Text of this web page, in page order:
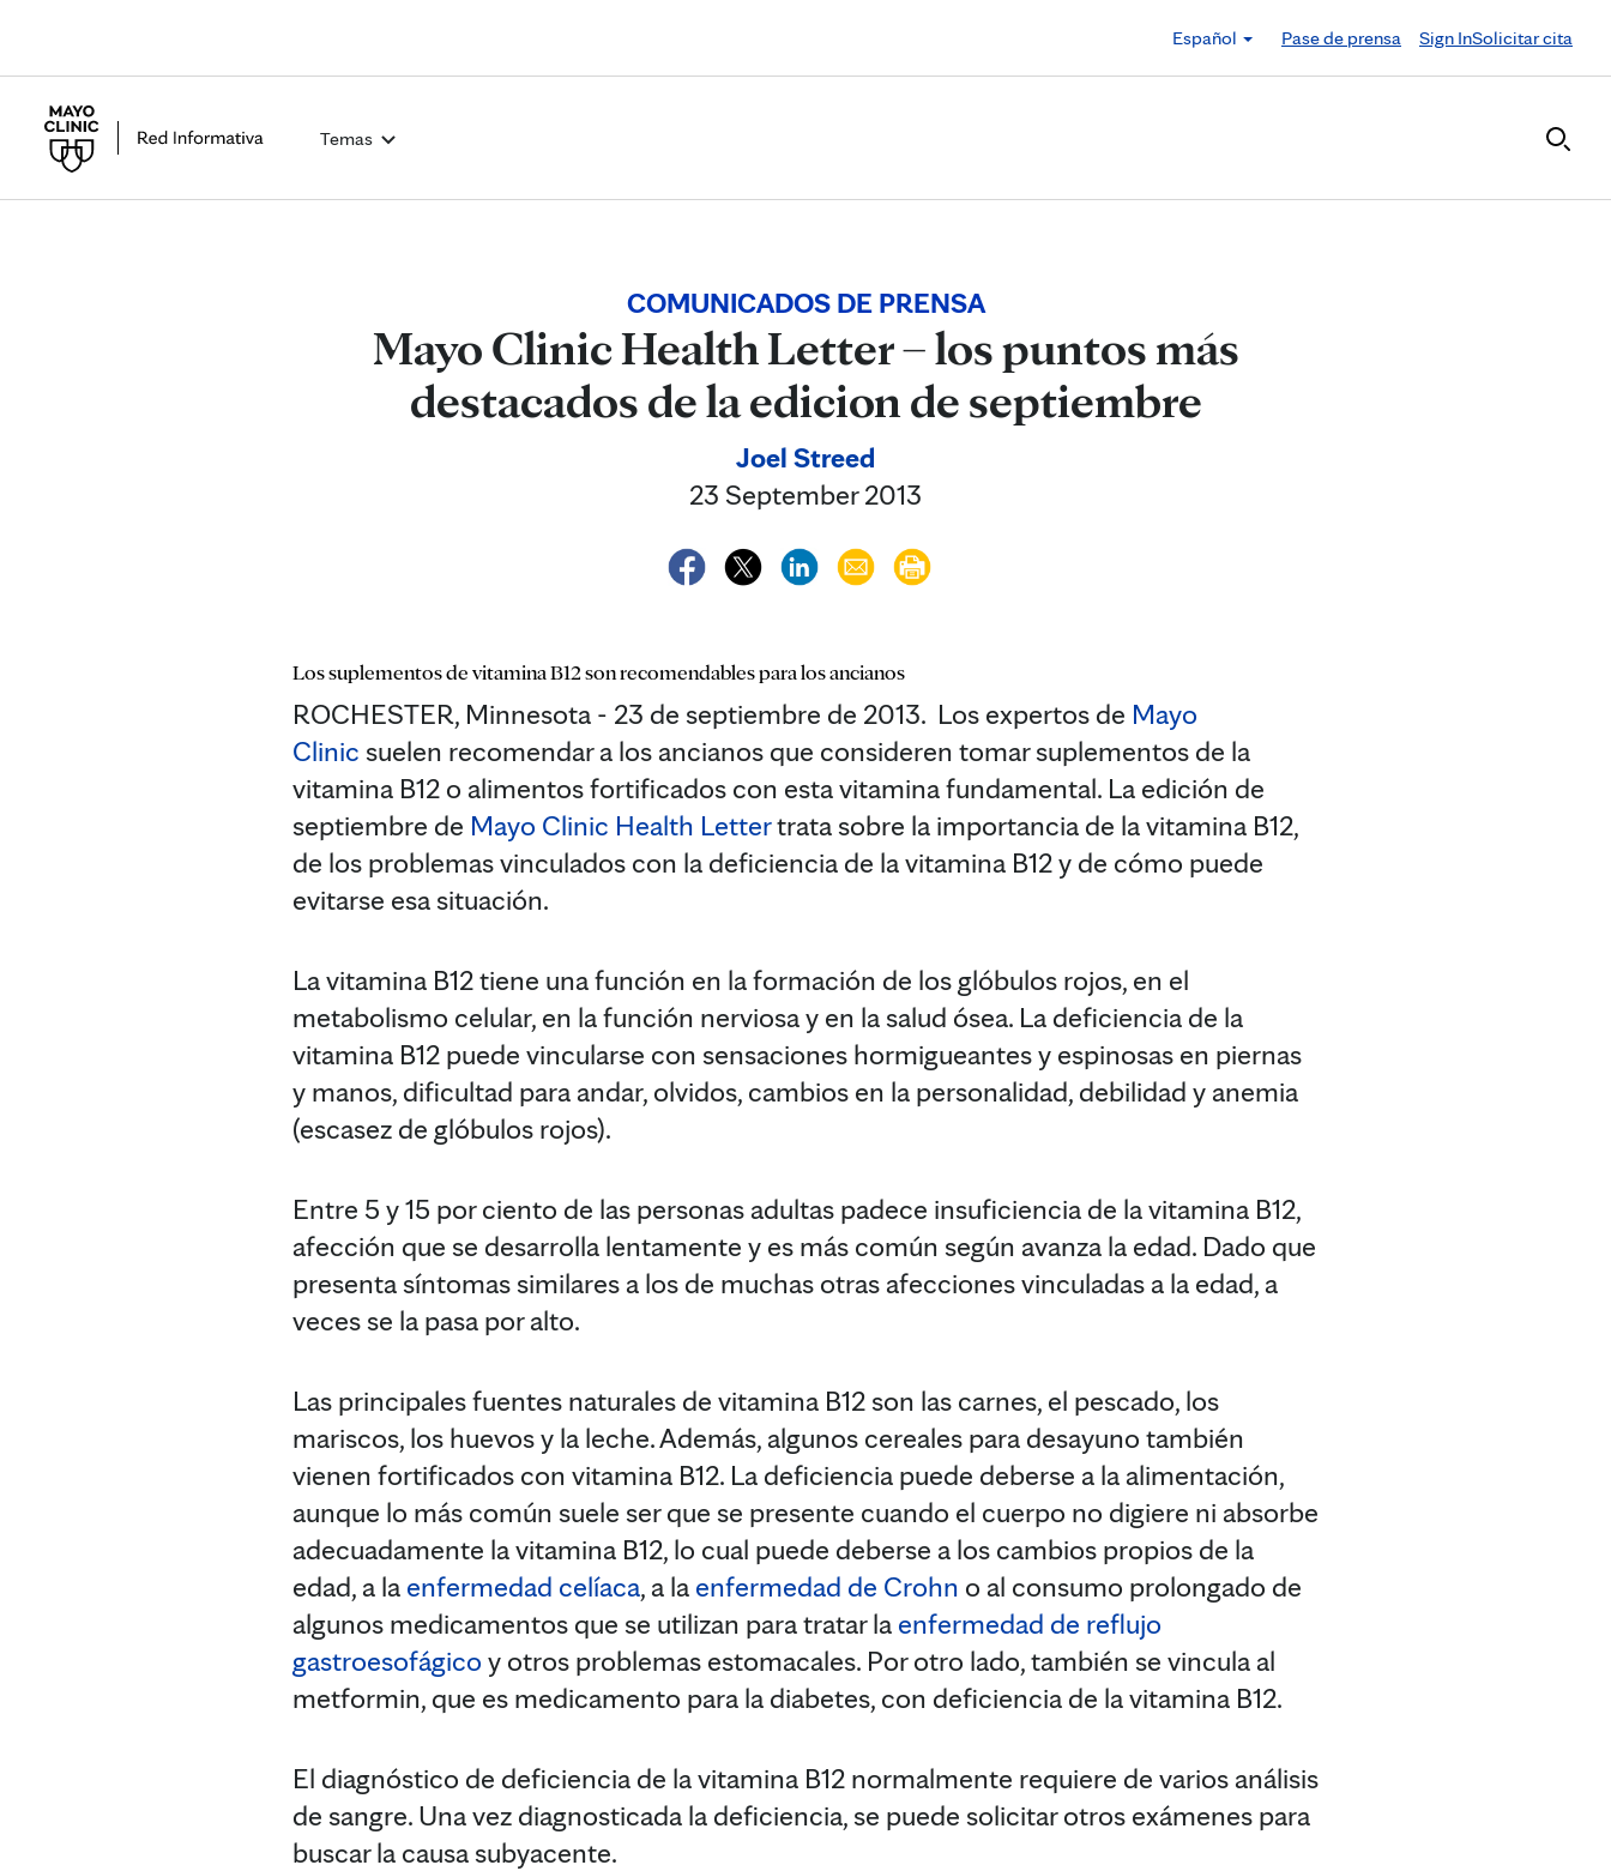
Español
Pase de prensa Sign InSolicitar cita
Temas
COMUNICADOS DE PRENSA
Mayo Clinic Health Letter – los puntos más
destacados de la edicion de septiembre
Joel Streed
23 September 2013
Los suplementos de vitamina B12 son recomendables para los ancianos
ROCHESTER, Minnesota - 23 de septiembre de 2013. Los expertos de Mayo
Clinic suelen recomendar a los ancianos que consideren tomar suplementos de la
vitamina B12 o alimentos fortificados con esta vitamina fundamental. La edición de
septiembre de Mayo Clinic Health Lettertrata sobre la importancia de la vitamina B12,
de los problemas vinculados con la deficiencia de la vitamina B12 y de cómo puede
evitarse esa situación.
La vitamina B12 tiene una función en la formación de los glóbulos rojos, en el
metabolismo celular, en la función nerviosa y en la salud ósea. La deficiencia de la
vitamina B12 puede vincularse con sensaciones hormigueantes y espinosas en piernas
y manos, dificultad para andar, olvidos, cambios en la personalidad, debilidad y anemia
(escasez de glóbulos rojos).
Entre 5 y 15 por ciento de las personas adultas padece insuficiencia de la vitamina B12,
afección que se desarrolla lentamente y es más común según avanza la edad. Dado que
presenta síntomas similares a los de muchas otras afecciones vinculadas a la edad, a
veces se la pasa por alto.
Las principales fuentes naturales de vitamina B12 son las carnes, el pescado, los
mariscos, los huevos y la leche. Además, algunos cereales para desayuno también
vienen fortificados con vitamina B12. La deficiencia puede deberse a la alimentación,
aunque lo más común suele ser que se presente cuando el cuerpo no digiere ni absorbe
adecuadamente la vitamina B12, lo cual puede deberse a los cambios propios de la
edad, a la enfermedad celíaca, a la enfermedad de Crohn o al consumo prolongado de
algunos medicamentos que se utilizan para tratar la enfermedad de reflujo
gastroesofágico y otros problemas estomacales. Por otro lado, también se vincula al
metformin, que es medicamento para la diabetes, con deficiencia de la vitamina B12.
El diagnóstico de deficiencia de la vitamina B12 normalmente requiere de varios análisis
de sangre. Una vez diagnosticada la deficiencia, se puede solicitar otros exámenes para
buscar la causa subyacente.